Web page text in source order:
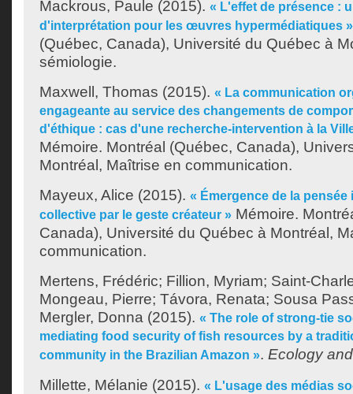
Mackrous, Paule (2015). « L'effet de présence :
d'interprétation pour les œuvres hypermédiatiques »
(Québec, Canada), Université du Québec à
sémiologie.
Maxwell, Thomas (2015). « La communication
engageante au service des changements de
d'éthique : cas d'une recherche-intervention à la
Mémoire. Montréal (Québec, Canada),
Montréal, Maîtrise en communication.
Mayeux, Alice (2015). « Émergence de la
collective par le geste créateur » Mémoire.
Canada), Université du Québec à Montréal,
communication.
Mertens, Frédéric; Fillion, Myriam; Saint-
Mongeau, Pierre; Távora, Renata; Sousa
Mergler, Donna (2015). « The role of strong-tie
mediating food security of fish resources by a
community in the Brazilian Amazon ». Ecology
Millette, Mélanie (2015). « L'usage des médias